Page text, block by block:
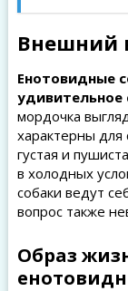
Внешний
Енотовидные
удивительное
мордочка
характерны для
густая и
в холодных
собаки ведут
вопрос также
Образ